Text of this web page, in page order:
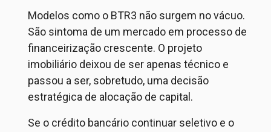
Modelos como o BTR3 não surgem no vácuo.
São sintoma de um mercado em processo de
financeirização crescente. O projeto
imobiliário deixou de ser apenas técnico e
passou a ser, sobretudo, uma decisão
estratégica de alocação de capital.
Se o crédito bancário continuar seletivo e o